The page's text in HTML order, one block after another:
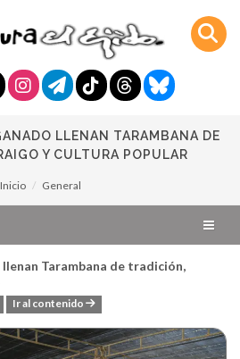
LLENAN TARAMBANA DE
Y CULTURA POPULAR
Inicio General
llenan Tarambana de tradición,
Ir al contenido